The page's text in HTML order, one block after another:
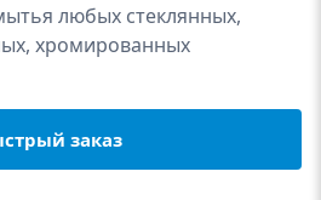
любых стеклянных,
хромированных
заказ